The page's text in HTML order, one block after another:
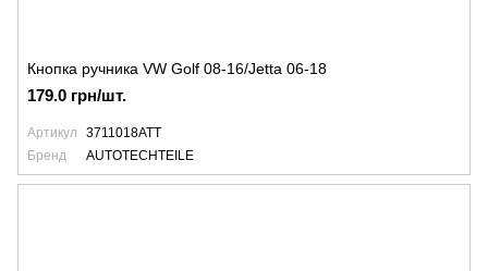
Кнопка ручника VW Golf 08-16/Jetta 06-18
179.0 грн/шт.
Артикул
3711018ATT
Бренд
AUTOTECHTEILE